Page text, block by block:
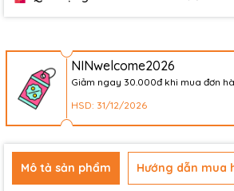
NINwelcome2026
Giảm ngay 30.000đ khi mua đơn
HSD: 31/12/2026
Mô tả sản phẩm Hướng dẫn mua